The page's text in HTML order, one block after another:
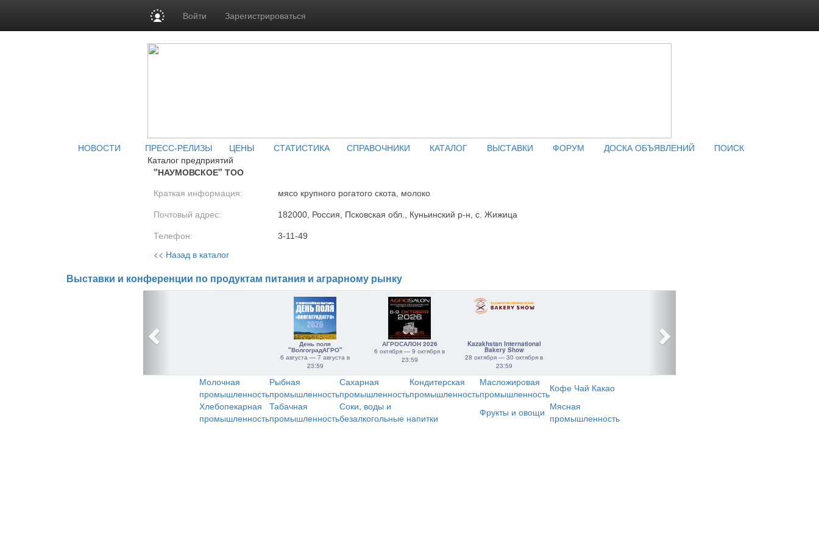
Войти Зарегистрироваться
НОВОСТИ ПРЕСС-РЕЛИЗЫ ЦЕНЫ СТАТИСТИКА СПРАВОЧНИКИ КАТАЛОГ ВЫСТАВКИ ФОРУМ ДОСКА ОБЪЯВЛЕНИЙ
ПОИСК
Каталог предприятий
"НАУМОВСКОЕ" ТОО
Краткая информация: мясо крупного рогатого скота, молоко
Почтовый адрес: 182000, Россия, Псковская обл., Куньинский р-н, с. Жижица
Телефон: 3-11-49
<< Назад в каталог
Выставки и конференции по продуктам питания и аграрному рынку
День поля
"ВолгоградАГРО"
6 августа — 7 августа в
23:59
АГРОСАЛОН 2026
6 октября — 9 октября в
23:59
Kazakhstan International
Bakery Show
28 октября — 30 октября в
23:59
Молочная
промышленность
Рыбная
промышленность
Сахарная
промышленность
Кондитерская
промышленность
Масложировая
промышленностьКофе Чай Какао
Хлебопекарная
промышленность
Табачная
промышленность
Соки, воды и
безалкогольные напитки
Фрукты и овощи Мясная
промышленность